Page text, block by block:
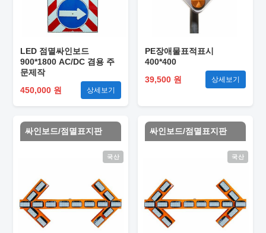
LED 점멸싸인보드
900*1800 AC/DC 겸용 주
문제작
450,000 원
상세보기
PE장애물표적표시
400*400
39,500 원
상세보기
싸인보드/점멸표지판
국산
싸인보드/점멸표지판
국산